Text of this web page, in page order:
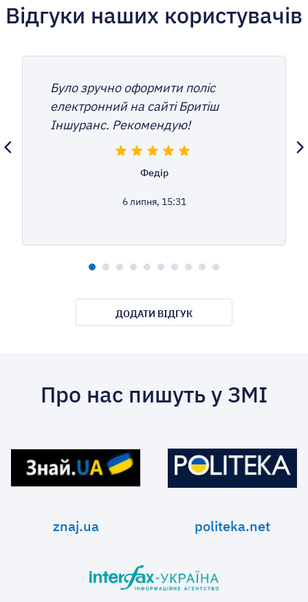
Відгуки наших користувачів
Було зручно оформити поліс
електронний на сайті Бритіш
Іншуранс. Рекомендую!
Федір
6 липня, 15:31
ДОДАТИ ВІДГУК
Про нас пишуть у ЗМІ
znaj.ua politeka.net